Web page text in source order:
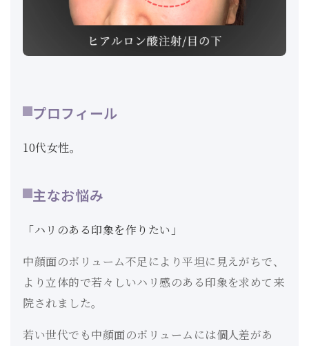
プロフィール
10代女性。
主なお悩み
「ハリのある印象を作りたい」
中顔面のボリューム不足により平坦に見えがちで、
より立体的で若々しいハリ感のある印象を求めて来
院されました。
若い世代でも中顔面のボリュームには個人差があ